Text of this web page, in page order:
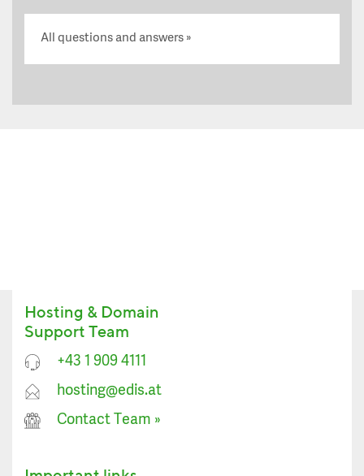
All questions and answers
Hosting & Domain
Support Team
+43 1 909 4111
hosting@edis.at
Contact Team »